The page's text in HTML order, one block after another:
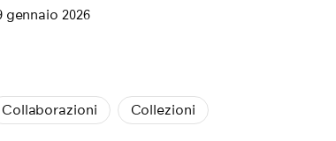
gennaio 2026
Collaborazioni Collezioni